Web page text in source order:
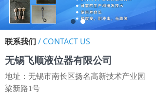
联系我们 / CONTACT US
无锡飞顺液位器有限公司
地址：无锡市南长区扬名高新技术产业园
梁新路1号